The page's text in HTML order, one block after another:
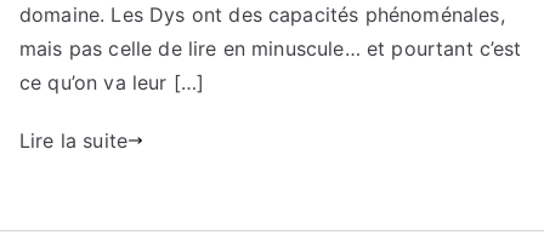
domaine. Les Dys ont des capacités phénoménales,
mais pas celle de lire en minuscule… et pourtant c’est
ce qu’on va leur […]
Lire la suite